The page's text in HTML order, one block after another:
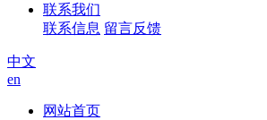
联系我们
联系信息 留言反馈
中文
en
网站首页